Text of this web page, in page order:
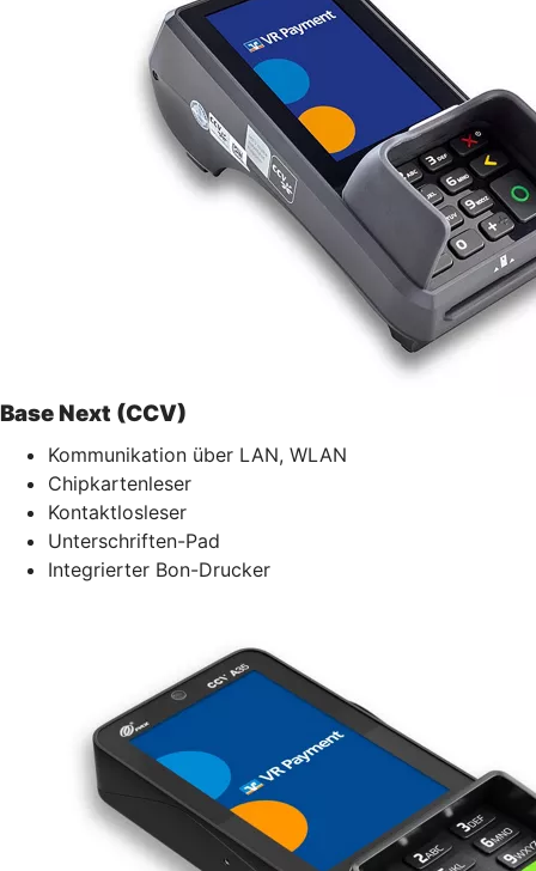
Base Next (CCV)
Kommunikation über LAN, WLAN
Chipkartenleser
Kontaktlosleser
Unterschriften-Pad
Integrierter Bon-Drucker